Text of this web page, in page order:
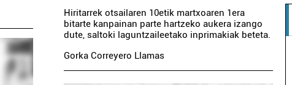
Hiritarrek otsailaren 10etik martxoaren 1era
bitarte kanpainan parte hartzeko aukera izango
dute, saltoki laguntzaileetako inprimakiak beteta.
Gorka Correyero Llamas